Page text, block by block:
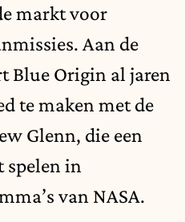
markt voor
Aan de
Blue Origin al jaren
te maken met de
Glenn, die een
spelen in
van NASA.